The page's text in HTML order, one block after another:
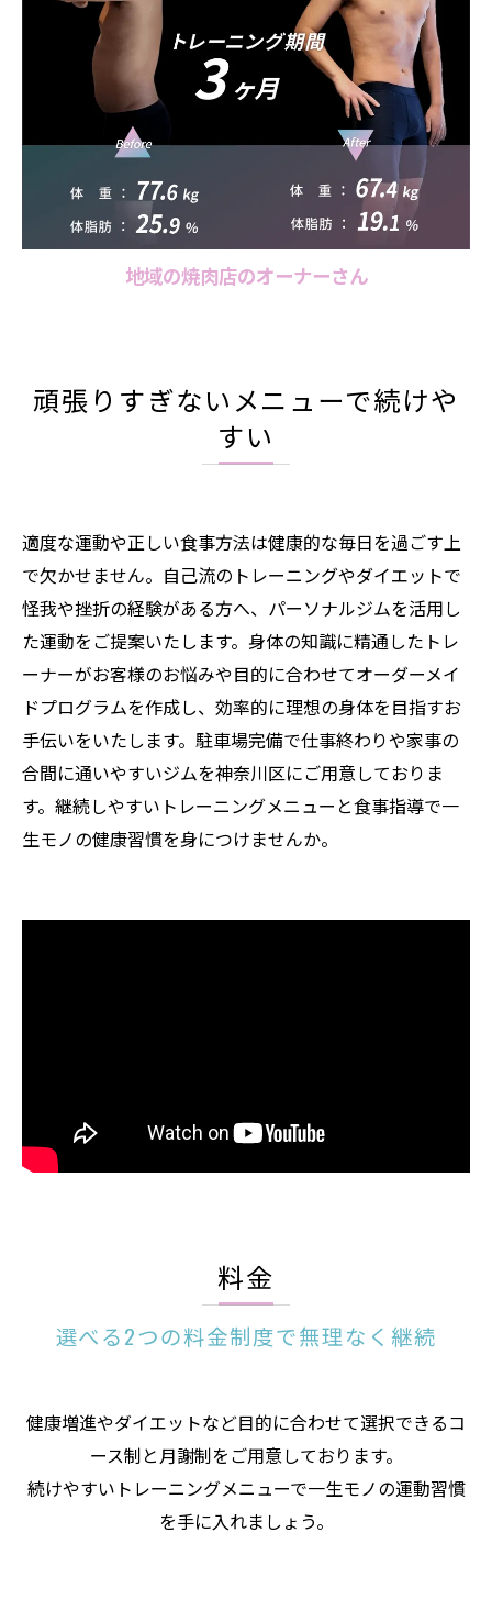
地域の焼肉店のオーナーさん
頑張りすぎないメニューで続けや
すい
適度な運動や正しい食事方法は健康的な毎日を過ごす上
で欠かせません。自己流のトレーニングやダイエットで
怪我や挫折の経験がある方へ、パーソナルジムを活用し
た運動をご提案いたします。身体の知識に精通したトレ
ーナーがお客様のお悩みや目的に合わせてオーダーメイ
ドプログラムを作成し、効率的に理想の身体を目指すお
手伝いをいたします。駐車場完備で仕事終わりや家事の
合間に通いやすいジムを神奈川区にご用意しておりま
す。継続しやすいトレーニングメニューと食事指導で一
生モノの健康習慣を身につけませんか。
選べる2つの料金制度で無理なく継続
料金
健康増進やダイエットなど目的に合わせて選択できるコ
ース制と月謝制をご用意しております。
続けやすいトレーニングメニューで一生モノの運動習慣
を手に入れましょう。